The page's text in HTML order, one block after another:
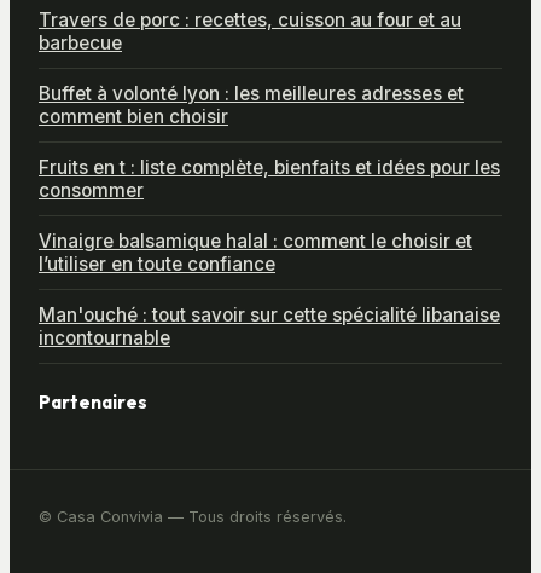
Travers de porc : recettes, cuisson au four et au
barbecue
Buffet à volonté lyon : les meilleures adresses et
comment bien choisir
Fruits en t : liste complète, bienfaits et idées pour les
consommer
Vinaigre balsamique halal : comment le choisir et
l’utiliser en toute confiance
Man'ouché : tout savoir sur cette spécialité libanaise
incontournable
Partenaires
© Casa Convivia — Tous droits réservés.